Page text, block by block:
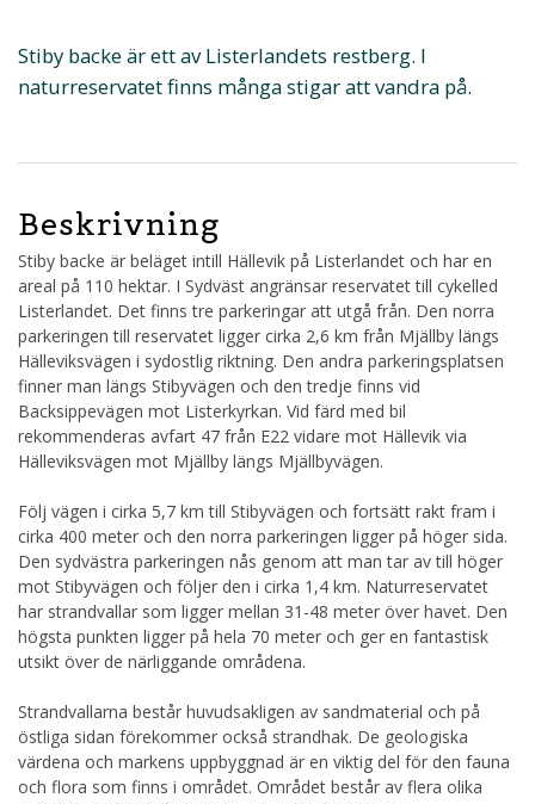
Stiby backe är ett av Listerlandets restberg. I
naturreservatet finns många stigar att vandra på.
Beskrivning
Stiby backe är beläget intill Hällevik på Listerlandet och har en
areal på 110 hektar. I Sydväst angränsar reservatet till cykelled
Listerlandet. Det finns tre parkeringar att utgå från. Den norra
parkeringen till reservatet ligger cirka 2,6 km från Mjällby längs
Hälleviksvägen i sydostlig riktning. Den andra parkeringsplatsen
finner man längs Stibyvägen och den tredje finns vid
Backsippevägen mot Listerkyrkan. Vid färd med bil
rekommenderas avfart 47 från E22 vidare mot Hällevik via
Hälleviksvägen mot Mjällby längs Mjällbyvägen.
Följ vägen i cirka 5,7 km till Stibyvägen och fortsätt rakt fram i
cirka 400 meter och den norra parkeringen ligger på höger sida.
Den sydvästra parkeringen nås genom att man tar av till höger
mot Stibyvägen och följer den i cirka 1,4 km. Naturreservatet
har strandvallar som ligger mellan 31-48 meter över havet. Den
högsta punkten ligger på hela 70 meter och ger en fantastisk
utsikt över de närliggande områdena.
Strandvallarna består huvudsakligen av sandmaterial och på
östliga sidan förekommer också strandhak. De geologiska
värdena och markens uppbyggnad är en viktig del för den fauna
och flora som finns i området. Området består av flera olika